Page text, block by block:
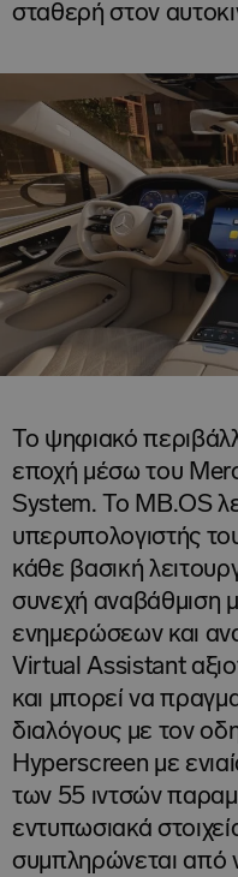
σταθερή στον
Το ψηφιακό
εποχή μέσω του
System. Το MB.OS
υπερυπολογιστής
κάθε βασική
συνεχή
ενημερώσεων και
Virtual Assistant
και μπορεί να
διαλόγους με τον
Hyperscreen με
των 55 ιντσών
εντυπωσιακά
συμπληρώνεται από